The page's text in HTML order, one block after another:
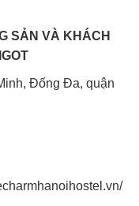
SẢN VÀ KHÁCH
Đống Đa, quận